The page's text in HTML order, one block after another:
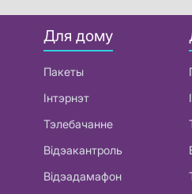
Для дому
Пакеты
Інтэрнэт
Тэлебачанне
Відэакантроль
Відэадамафон